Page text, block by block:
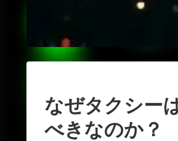
なぜタクシー
べきなのか？